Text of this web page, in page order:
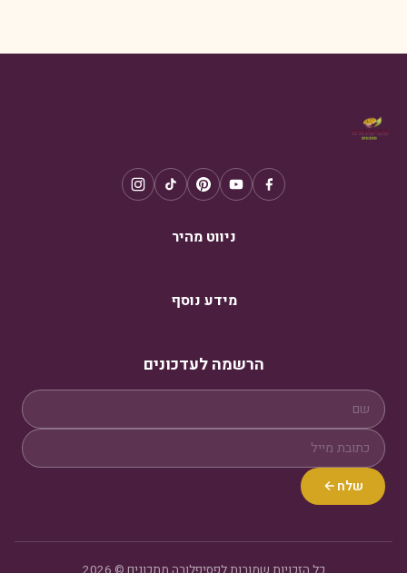
ניווט מהיר
מידע נוסף
הרשמה לעדכונים
שלח